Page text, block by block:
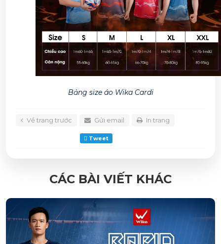
Bảng size áo Wika Cardi
Về trang trước Gửi email In trang
Tweet
CÁC BÀI VIẾT KHÁC